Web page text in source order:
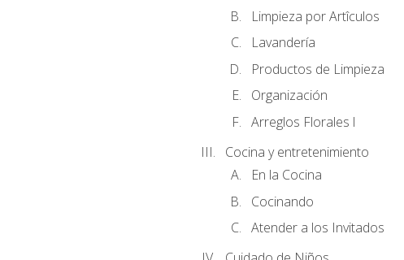
Limpieza por Artîculos
Lavandería
Productos de Limpieza
Organización
Arreglos Florales l
Cocina y entretenimiento
En la Cocina
Cocinando
Atender a los Invitados